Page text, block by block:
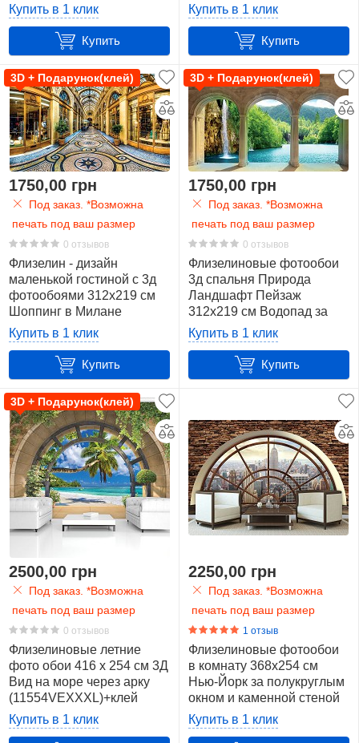
Купить в 1 клик
Купить
Купить в 1 клик
Купить
3D + Подарунок(клей)
1750,00 грн
Под заказ. *Возможна
печать под ваш размер
0 отзывов
Флизелин - дизайн
маленькой гостиной с 3д
фотообоями 312x219 см
Шоппинг в Милане
(1010VEXXL)+клей
Купить в 1 клик
Купить
3D + Подарунок(клей)
1750,00 грн
Под заказ. *Возможна
печать под ваш размер
0 отзывов
Флизелиновые фотообои
3д спальня Природа
Ландшафт Пейзаж
312x219 см Водопад за
арками (436VEXXL)+клей
Купить в 1 клик
Купить
3D + Подарунок(клей)
2500,00 грн
Под заказ. *Возможна
печать под ваш размер
0 отзывов
Флизелиновые летние
фото обои 416 x 254 см 3Д
Вид на море через арку
(11554VEXXXL)+клей
Купить в 1 клик
2250,00 грн
Под заказ. *Возможна
печать под ваш размер
1 отзыв
Флизелиновые фотообои
в комнату 368x254 см
Нью-Йорк за полукруглым
окном и каменной стеной
(2397V8)+клей
Купить в 1 клик